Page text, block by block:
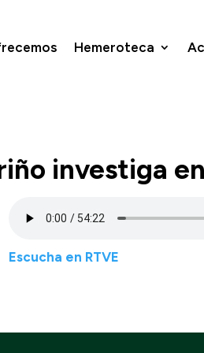
Hemeroteca
investiga
Escucha en RTVE